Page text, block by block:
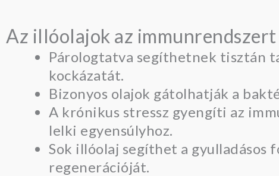
Az illóolajok az
Párologtatva segíthetnek tisztán
kockázatát.
Bizonyos olajok gátolhatják a
A krónikus stressz gyengíti az
lelki egyensúlyhoz.
Sok illóolaj segíthet a gyulladásos
regenerációját.